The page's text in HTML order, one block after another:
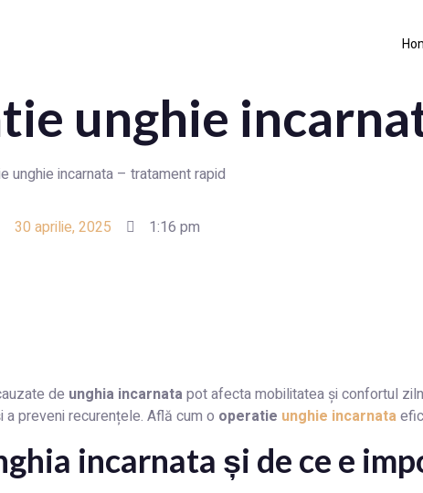
unghie
unghie incarnata – tratament rapid
30 aprilie, 2025 1:16 pm
de unghia incarnatapot afecta mobilitatea și confortul
preveni recurențele. Află cum o operatie unghie incarnata
incarnata și de ce e